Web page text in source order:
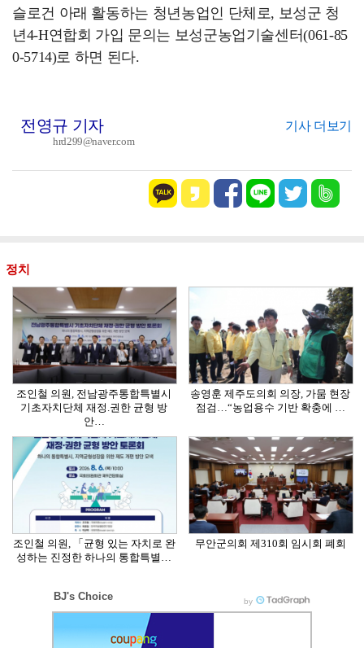
슬로건 아래 활동하는 청년농업인 단체로, 보성군 청
년4-H연합회 가입 문의는 보성군농업기술센터(061-85
0-5714)로 하면 된다.
전영규 기자 기사 더보기
hrd299@naver.com
정치
조인철 의원, 전남광주통합특별시
기초자치단체 재정.권한 균형 방
안…
송영훈 제주도의회 의장, 가뭄 현장
점검…“농업용수 기반 확충에 …
조인철 의원, 「균형 있는 자치로 완
성하는 진정한 하나의 통합특별…
무안군의회 제310회 임시회 폐회